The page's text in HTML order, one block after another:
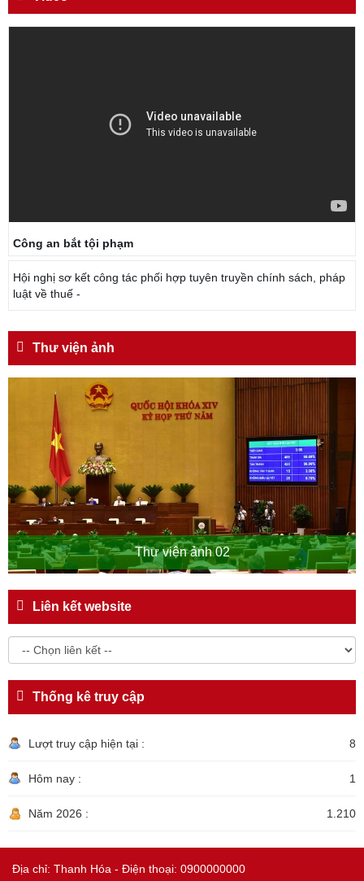
gửi Công an Khu XII,
Công an bắt tội phạm
Hội nghị sơ kết công tác phối hợp tuyên truyền chính sách, pháp
luật về thuế -
Thư viện ảnh
Thư viện ảnh 02
Liên kết website
Thống kê truy cập
Lượt truy cập hiện tại : 8
Hôm nay : 1
Năm 2026 : 1.210
Địa chỉ: Thanh Hóa - Điện thoại: 0900000000